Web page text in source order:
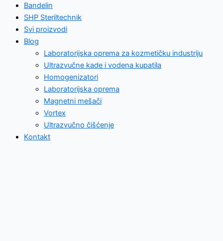
Bandelin
SHP Steriltechnik
Svi proizvodi
Blog
Laboratorijska oprema za kozmetičku industriju
Ultrazvučne kade i vodena kupatila
Homogenizatori
Laboratorijska oprema
Magnetni mešači
Vortex
Ultrazvučno čišćenje
Kontakt